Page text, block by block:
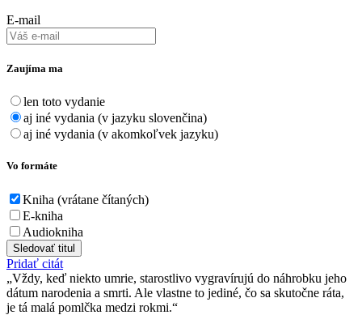
E-mail
Zaujíma ma
len toto vydanie
aj iné vydania (v jazyku slovenčina)
aj iné vydania (v akomkoľvek jazyku)
Vo formáte
Kniha (vrátane čítaných)
E-kniha
Audiokniha
Sledovať titul
Pridať citát
Vždy, keď niekto umrie, starostlivo vygravírujú do náhrobku jeho
dátum narodenia a smrti. Ale vlastne to jediné, čo sa skutočne ráta,
je tá malá pomlčka medzi rokmi.